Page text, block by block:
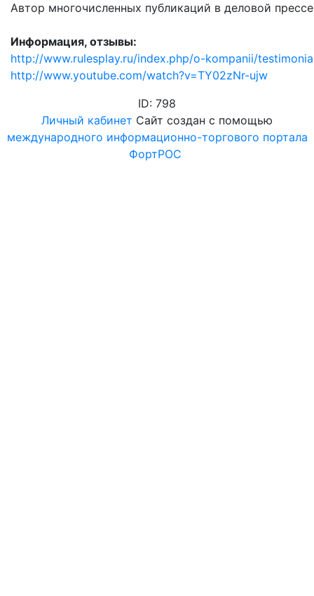
Автор многочисленных публикаций в деловой
Информация, отзывы:
http://www.rulesplay.ru/index.php/o-kompanii/
http://www.youtube.com/watch?v=TY02zNr-ujw
ID: 798
Личный кабинет Сайт создан с помощью
международного информационно-торгового портала
ФортРОС